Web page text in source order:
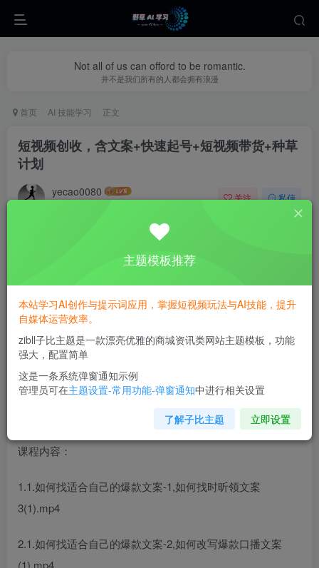
Not all of us can offord to be romantic.
并不是我们所有的人都会拥有浪漫
首页 AI 技能学习 正文
短视频创收，含文案+快速起号+短视频带货+种草
计划
yecao0080 关注 私信
课程内容：
1.1.如何找适合自己的爆款文案-1,如何找时昕领文案
3(1).mp4
2.1.如何找适合自己的爆款文案-2,如何改写爆款口播文案
(1).mp4
主题模板推荐
本站学习AI创作与提示词应用，掌握短视频玩法与AI技能，提升
自媒体运营效率。
zibll子比主题是一款漂亮优雅的商城资讯类网站主题模板，功能
强大，配置简单
这是一条系统弹窗通知示例
管理员可在主题设置-常用功能-弹窗通知中进行相关设置
了解子比主题 立即设置